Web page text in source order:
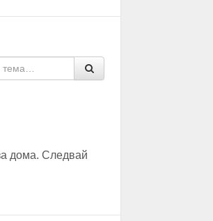
дома. Следвай